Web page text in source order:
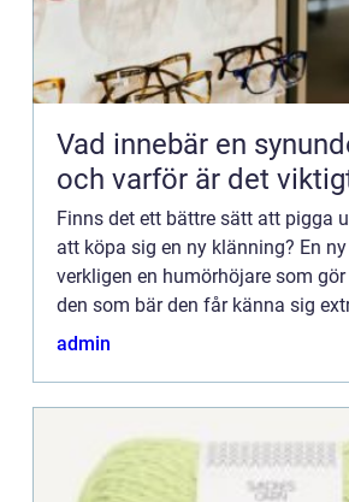
Vad innebär en
och varför är det
Finns det ett bättre sätt att pigga
att köpa sig en ny klänning? En
verkligen en humörhöjare som
den som bär den får känna sig
festlig, omgivningen blir också
admin